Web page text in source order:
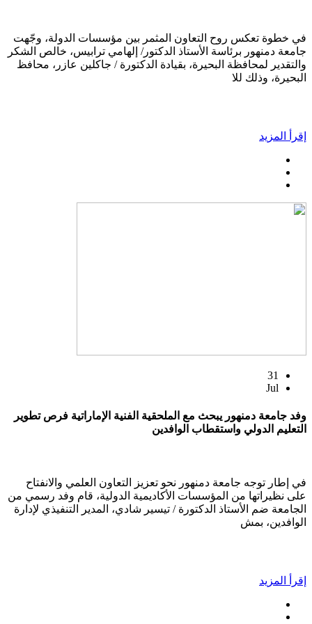
في خطوة تعكس روح التعاون المثمر بين مؤسسات الدولة، وجّهت
جامعة دمنهور برئاسة الأستاذ الدكتور/ إلهامي ترابيس، خالص الشكر
والتقدير لمحافظة البحيرة، بقيادة الدكتورة / جاكلين عازر، محافظ
البحيرة، وذلك للا
إقرأ المزيد
31
Jul
وفد جامعة دمنهور يبحث مع الملحقية الفنية الإماراتية فرص تطوير
التعليم الدولي واستقطاب الوافدين
في إطار توجه جامعة دمنهور نحو تعزيز التعاون العلمي والانفتاح
على نظيراتها من المؤسسات الأكاديمية الدولية، قام وفد رسمي من
الجامعة ضم الأستاذ الدكتورة / تيسير شادي، المدير التنفيذي لإدارة
الوافدين، بمش
إقرأ المزيد